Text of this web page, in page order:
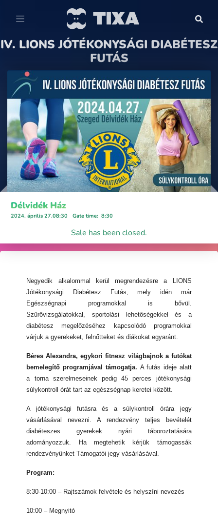
IV. LIONS JÓTÉKONYSÁGI DIABÉTESZ
FUTÁS
Délvidék Ház
2024. április 27.08:30 Gate time: 8:30
Sale has been closed.
Negyedik alkalommal kerül megrendezésre a LIONS
Jótékonysági Diabétesz Futás, mely idén már
Egészségnapi programokkal is bővül.
Szűrővizsgálatokkal, sportolási lehetőségekkel és a
diabétesz megelőzéséhez kapcsolódó programokkal
várjuk a gyerekeket, felnőtteket és diákokat egyaránt.
Béres Alexandra, egykori fitnesz világbajnok a futókat
bemelegítő programjával támogatja. A futás ideje alatt
a torna szerelmeseinek pedig 45 perces jótékonysági
súlykontroll órát tart az egészségnap keretei között.
A jótékonysági futásra és a súlykontroll órára jegy
vásárlásával nevezni. A rendezvény teljes bevételét
diabéteszes gyerekek nyári táboroztatására
adományozzuk. Ha megtehetik kérjük támogassák
rendezvényünket Támogatói jegy vásárlásával.
Program:
8:30-10:00 – Rajtszámok felvétele és helyszíni nevezés
10:00 – Megnyitó